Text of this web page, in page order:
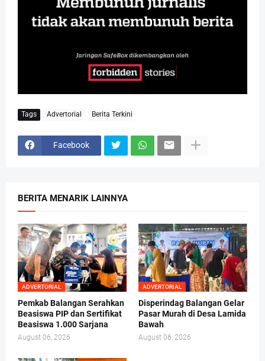
Tags Advertorial Berita Terkini
Facebook
BERITA MENARIK LAINNYA
ADVERTORIAL
Pemkab Balangan Serahkan
Beasiswa PIP dan Sertifikat
Beasiswa 1.000 Sarjana
August 06, 2026
ADVERTORIAL
Disperindag Balangan Gelar
Pasar Murah di Desa Lamida
Bawah
August 06, 2026